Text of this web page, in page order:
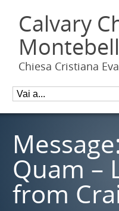
Calvary
Chiesa Cristiana
Quam –
from